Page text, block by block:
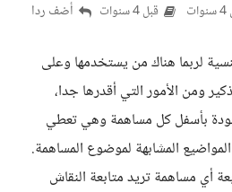
قبل 4 سنوات أضف ردا
لربما هناك من يستخدمها وعلى
ومن الأمور التي أقدرها جدا،
بأسفل كل مساهمة وهي تعطي
المشابهة لموضوع المساهمة.
أي مساهمة تريد متابعة النقاش